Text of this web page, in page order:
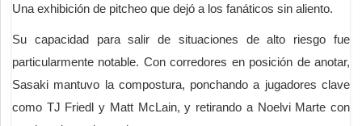
Una exhibición de pitcheo que dejó a los fanáticos sin aliento.
Su capacidad para salir de situaciones de alto riesgo fue
particularmente notable. Con corredores en posición de anotar,
Sasaki mantuvo la compostura, ponchando a jugadores clave
como TJ Friedl y Matt McLain, y retirando a Noelvi Marte con